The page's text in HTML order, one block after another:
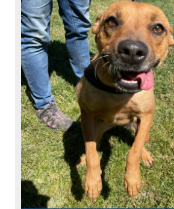
Chipje van
Szobatiszta
Oltási könyv
Fajta: Keverék